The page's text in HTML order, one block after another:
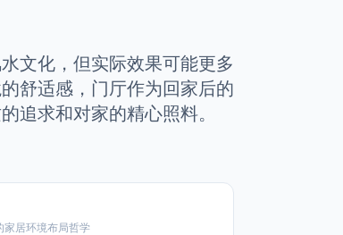
文化，但实际效果可能更多
舒适感，门厅作为回家后的
追求和对家的精心照料。
家居环境布局哲学